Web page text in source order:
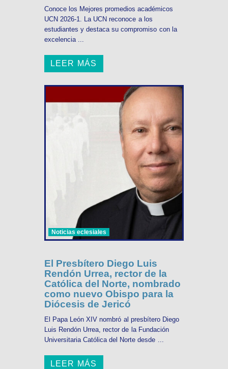
Conoce los Mejores promedios académicos
UCN 2026-1. La UCN reconoce a los
estudiantes y destaca su compromiso con la
excelencia ...
LEER MÁS
Noticias eclesiales
El Presbítero Diego Luis
Rendón Urrea, rector de la
Católica del Norte, nombrado
como nuevo Obispo para la
Diócesis de Jericó
El Papa León XIV nombró al presbítero Diego
Luis Rendón Urrea, rector de la Fundación
Universitaria Católica del Norte desde ...
LEER MÁS